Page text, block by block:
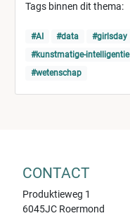
Tags binnen dit thema:
#AI #data #girlsday
#kunstmatige-intelligentie
#wetenschap
CONTACT
Produktieweg 1
6045JC Roermond